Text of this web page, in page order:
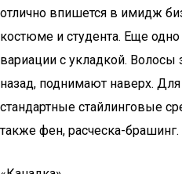
отлично впишется в имидж
костюме и студента. Еще
вариации с укладкой. Волосы
назад, поднимают наверх. Для
стандартные стайлинговые
также фен, расческа-брашинг.